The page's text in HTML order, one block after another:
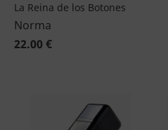
La Reina de los Botones
Norma
22.00 €